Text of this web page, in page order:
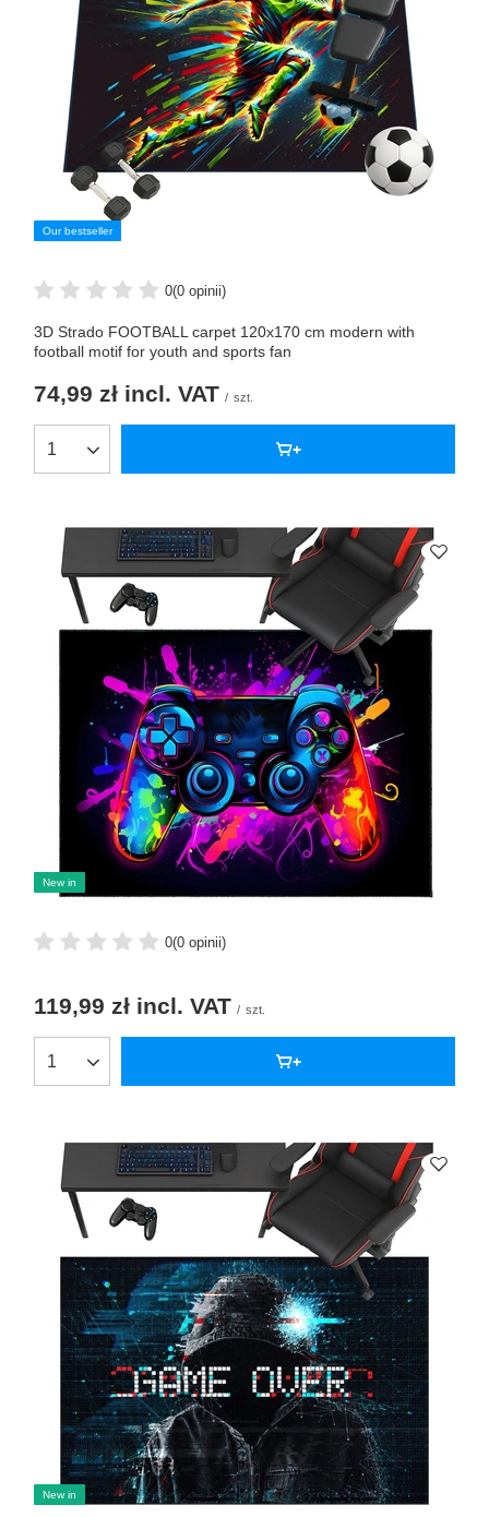
Our bestseller
0(0 opinii)
3D Strado FOOTBALL carpet 120x170 cm modern with
football motif for youth and sports fan
74,99 zł incl. VAT / szt.
New in
0(0 opinii)
119,99 zł incl. VAT / szt.
New in